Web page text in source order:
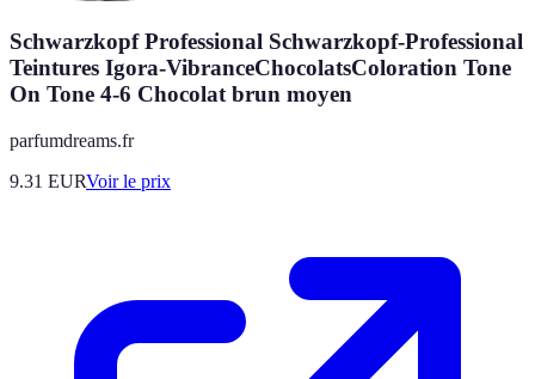
Schwarzkopf Professional Schwarzkopf-Professional
Teintures Igora-VibranceChocolatsColoration Tone
On Tone 4-6 Chocolat brun moyen
parfumdreams.fr
9.31 EURVoir le prix